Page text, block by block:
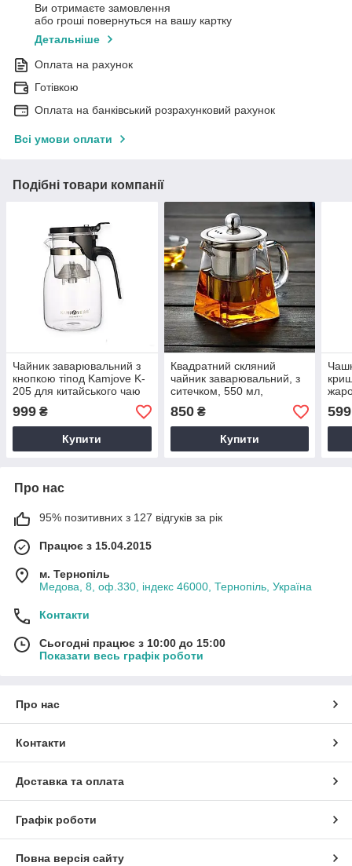
Ви отримаєте замовлення
або гроші повернуться на вашу картку
Детальніше
Оплата на рахунок
Готівкою
Оплата на банківський розрахунковий рахунок
Всі умови оплати
Подібні товари компанії
Чайник заварювальний з
кнопкою тіпод Kamjove K-
205 для китайського чаю
пуер 900 мл ізіпот скляний
із ситечком Гунфу
999 ₴
Купити
Квадратний скляний
чайник заварювальний, з
ситечком, 550 мл,
китайський, з
боросилікатного скла
850₴
Купити
зі
599
Про нас
95% позитивних з 127 відгуків за рік
Працює з 15.04.2015
м. Тернопіль
Медова, 8, оф.330, індекс 46000, Тернопіль, Україна
Контакти
Сьогодні працює з 10:00 до 15:00
Показати весь графік роботи
Про нас
Контакти
Доставка та оплата
Графік роботи
Повна версія сайту